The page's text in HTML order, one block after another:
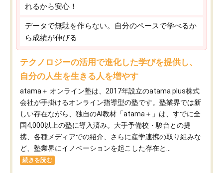
れるから安心！
データで無駄を作らない。自分のペースで学べるか
ら成績が伸びる
テクノロジーの活用で進化した学びを提供し、
自分の人生を生きる人を増やす
atama＋ オンライン塾は、2017年設立のatama plus株式
会社が手掛けるオンライン指導型の塾です。塾業界では新
しい存在ながら、独自のAI教材「atama＋」は、すでに全
国4,000以上の塾に導入済み。大手予備校・駿台との提
携、各種メディアでの紹介、さらに産学連携の取り組みな
ど、塾業界にイノベーションを起こした存在と...
続きを読む